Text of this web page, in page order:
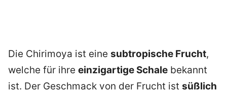
Die Chirimoya ist eine subtropische Frucht,
welche für ihre einzigartige Schale bekannt
ist. Der Geschmack von der Frucht ist süßlich